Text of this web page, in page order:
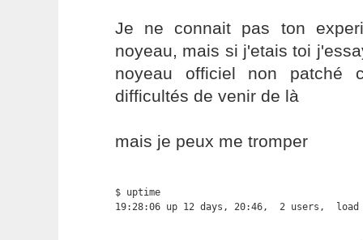
Je ne connait pas ton
noyeau, mais si j'etais toi
noyeau officiel non patché
difficultés de venir de là
mais je peux me tromper
$ uptime
19:28:06 up 12 days, 20:46,  2 users,  load